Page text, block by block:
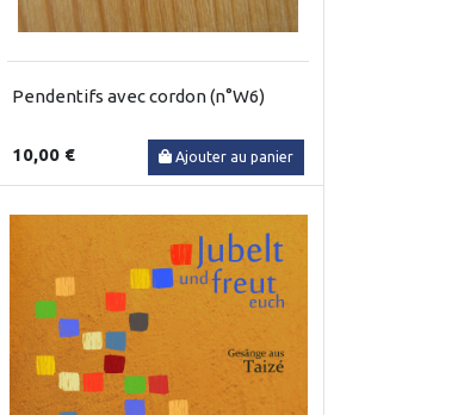
Pendentifs avec cordon (n°W6)
10,00 € Ajouter au panier